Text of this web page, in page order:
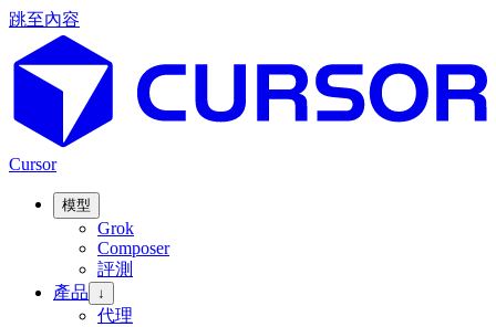
跳至內容
Cursor
模型
Grok
Composer
評測
產品
↓
代理